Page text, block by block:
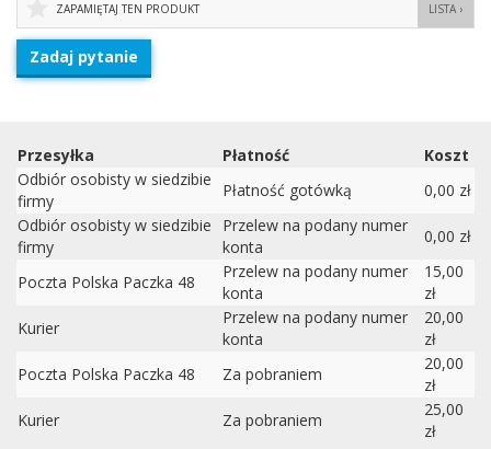
LISTA ›
ZAPAMIĘTAJ TEN PRODUKT
Zadaj pytanie
Przesyłka Płatność
Koszt
Odbiór osobisty w siedzibie
firmy
Płatność gotówką
0,00 zł
Odbiór osobisty w siedzibie
firmy
Przelew na podany numer
konta
0,00 zł
Poczta Polska Paczka 48
Przelew na podany numer
konta
15,00
zł
Kurier
Przelew na podany numer
konta
20,00
zł
Poczta Polska Paczka 48
Za pobraniem
20,00
zł
Kurier
Za pobraniem
25,00
zł